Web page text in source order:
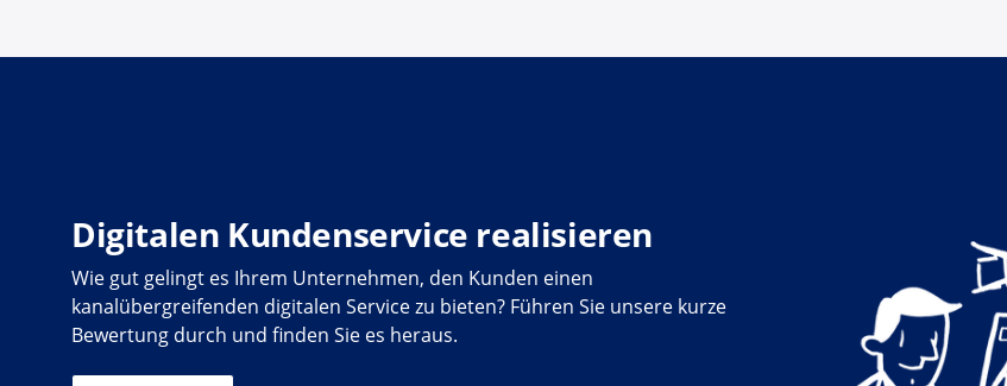
Digitalen Kundenservice realisieren
Wie gut gelingt es Ihrem Unternehmen, den Kunden einen
kanalübergreifenden digitalen Service zu bieten? Führen Sie unsere kurze
Bewertung durch und finden Sie es heraus.